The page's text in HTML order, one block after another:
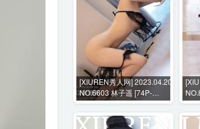
[XIUREN秀人网] 2023.04.20
NO.6603 林子遥 [74P-
575MB]